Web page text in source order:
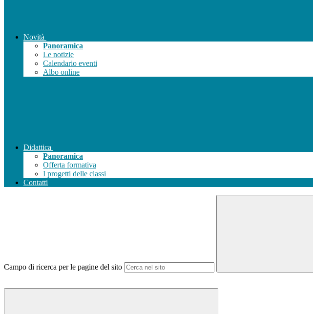
Novità
Panoramica
Le notizie
Calendario eventi
Albo online
Didattica
Panoramica
Offerta formativa
I progetti delle classi
Contatti
Campo di ricerca per le pagine del sito